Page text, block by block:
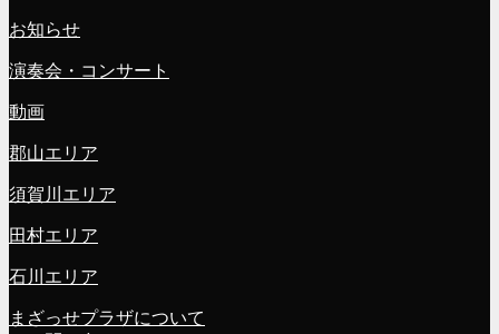
お知らせ
演奏会・コンサート
動画
郡山エリア
須賀川エリア
田村エリア
石川エリア
まざっせプラザについて